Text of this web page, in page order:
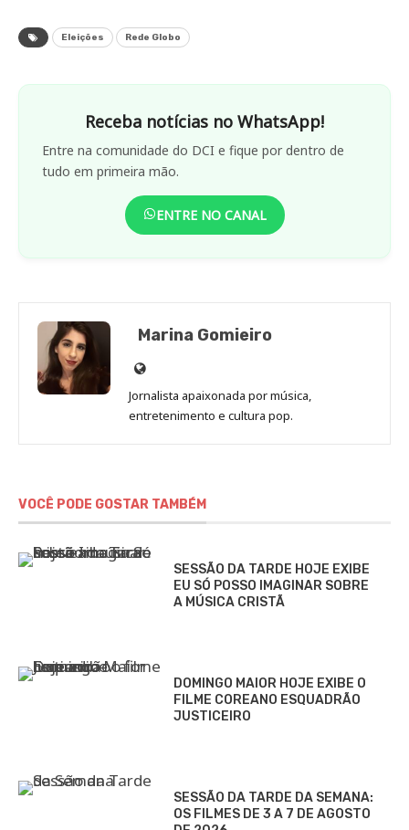
Eleições Rede Globo
Receba notícias no WhatsApp!
Entre na comunidade do DCI e fique por dentro de
tudo em primeira mão.
ENTRE NO CANAL
Marina Gomieiro
Site
de
Marina
Jornalista apaixonada por música,
entretenimento e cultura pop.
VOCÊ PODE GOSTAR TAMBÉM
SESSÃO DA TARDE HOJE EXIBE
EU SÓ POSSO IMAGINAR SOBRE
A MÚSICA CRISTÃ
DOMINGO MAIOR HOJE EXIBE O
FILME COREANO ESQUADRÃO
JUSTICEIRO
SESSÃO DA TARDE DA SEMANA:
OS FILMES DE 3 A 7 DE AGOSTO